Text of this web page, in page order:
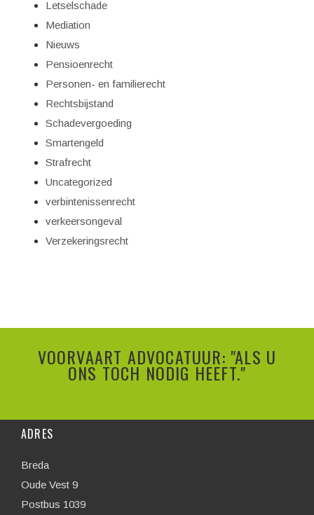
Letselschade
Mediation
Nieuws
Pensioenrecht
Personen- en familierecht
Rechtsbijstand
Schadevergoeding
Smartengeld
Strafrecht
Uncategorized
verbintenissenrecht
verkeersongeval
Verzekeringsrecht
VOORVAART ADVOCATUUR: "ALS U
ONS TOCH NODIG HEEFT."
ADRES
Breda
Oude Vest 9
Postbus 1039